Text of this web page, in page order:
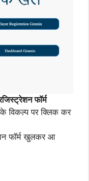
फॉर्म
के विकल्प पर क्लिक कर
फॉर्म खुलकर आ